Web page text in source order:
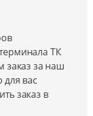
ТК
заказ за наш
вас
заказ в